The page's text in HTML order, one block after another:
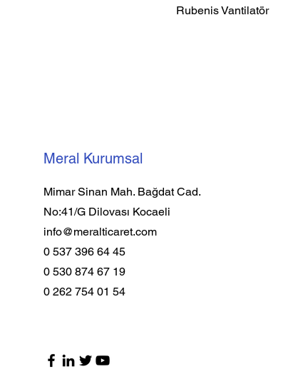
Rubenis Vantilatör
Meral Kurumsal
Mimar Sinan Mah. Bağdat Cad.
No:41/G Dilovası Kocaeli
info@meralticaret.com
0 537 396 64 45
0 530 874 67 19
0 262 754 01 54